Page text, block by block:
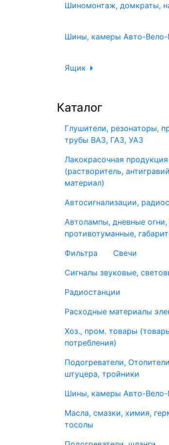
Шиномонтаж, домкраты,
Шины, камеры Авто-
Ящик
Каталог
Глушители, резонаторы,
трубы ВАЗ, ГАЗ, УАЗ
Лакокрасочная продукция
(растворитель,
материал)
Автосигнализации,
Автолампы, дневные
противотуманные,
Фильтра
Свечи
Сигналы звуковые,
Радиостанции
Расходные материалы
Хоз., пром. товары
потребления)
Подогреватели,
штуцера, тройники
Шины, камеры Авто-
Масла, смазки, химия,
тосолы